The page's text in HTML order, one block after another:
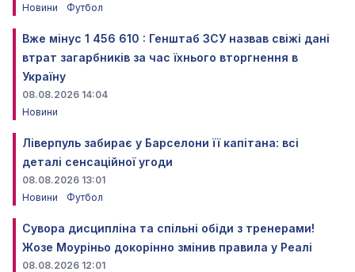
Новини
Футбол
Вже мінус 1 456 610 : Генштаб ЗСУ назвав свіжі дані
втрат загарбників за час їхнього вторгнення в
Україну
08.08.2026 14:04
Новини
Ліверпуль забирає у Барселони її капітана: всі
деталі сенсаційної угоди
08.08.2026 13:01
Новини
Футбол
Сувора дисципліна та спільні обіди з тренерами!
Жозе Моуріньо докорінно змінив правила у Реалі
08.08.2026 12:01